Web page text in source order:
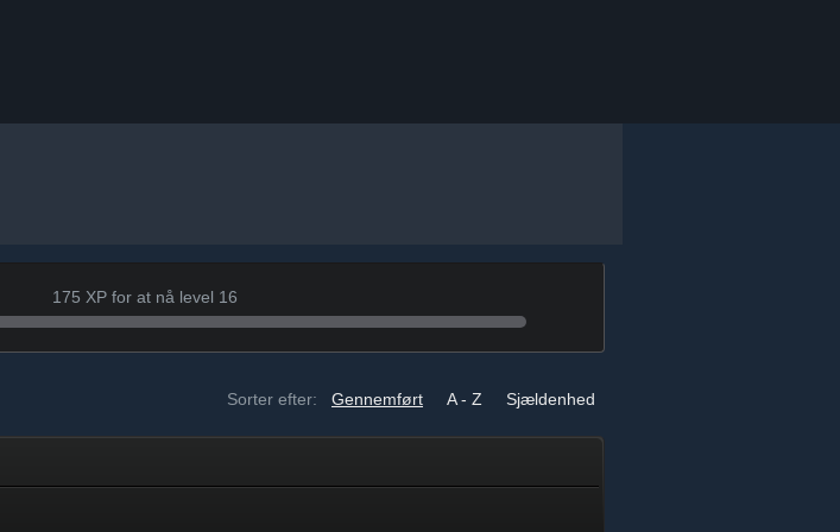
175 XP for at nå level 16
Sorter efter: Gennemført A - Z Sjældenhed